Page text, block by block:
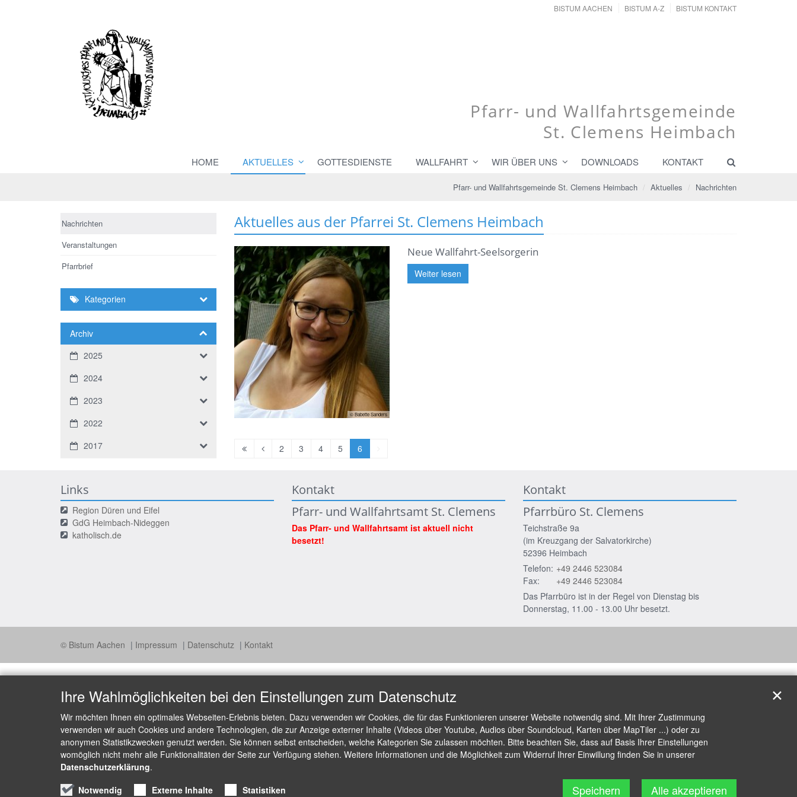
BISTUM AACHEN BISTUM A-Z BISTUM KONTAKT
Pfarr- und Wallfahrtsgemeinde
St. Clemens Heimbach
HOME AKTUELLES GOTTESDIENSTE WALLFAHRT WIR ÜBER UNS DOWNLOADS KONTAKT
Pfarr- und Wallfahrtsgemeinde St. Clemens Heimbach Aktuelles Nachrichten
Aktuelles aus der Pfarrei St. Clemens Heimbach
© Babette Sanders
Neue Wallfahrt-Seelsorgerin
Weiter lesen
Erste Vorherige
2 3 4 5 6
Nachrichten
Veranstaltungen
Pfarrbrief
Kategorien
Archiv
2025
2024
2023
2022
2017
Links
Region Düren und Eifel
GdG Heimbach-Nideggen
katholisch.de
Kontakt
Pfarr- und Wallfahrtsamt St. Clemens
Das Pfarr- und Wallfahrtsamt ist aktuell nicht
besetzt!
Kontakt
Pfarrbüro St. Clemens
Teichstraße 9a
(im Kreuzgang der Salvatorkirche)
52396 Heimbach
Telefon: +49 2446 523084
Fax:
+49 2446 523084
Das Pfarrbüro ist in der Regel von Dienstag bis
Donnerstag, 11.00 - 13.00 Uhr besetzt.
© Bistum Aachen Impressum Datenschutz Kontakt
Ihre Wahlmöglichkeiten bei den Einstellungen zum Datenschutz
Wir möchten Ihnen ein optimales Webseiten-Erlebnis bieten. Dazu verwenden wir Cookies, die für das Funktionieren unserer Website notwendig sind. Mit Ihrer Zustimmung
verwenden wir auch Cookies und andere Technologien, die zur Anzeige externer Inhalte (Videos über Youtube, Audios über Soundcloud, Karten über MapTiler ...) oder zu
anonymen Statistikzwecken genutzt werden. Sie können selbst entscheiden, welche Kategorien Sie zulassen möchten. Bitte beachten Sie, dass auf Basis Ihrer Einstellungen
womöglich nicht mehr alle Funktionalitäten der Seite zur Verfügung stehen. Weitere Informationen und die Möglichkeit zum Widerruf Ihrer Einwillung finden Sie in unserer
Datenschutzerklärung.
Notwendig
Externe Inhalte Statistiken Speichern Alle akzeptieren
✕